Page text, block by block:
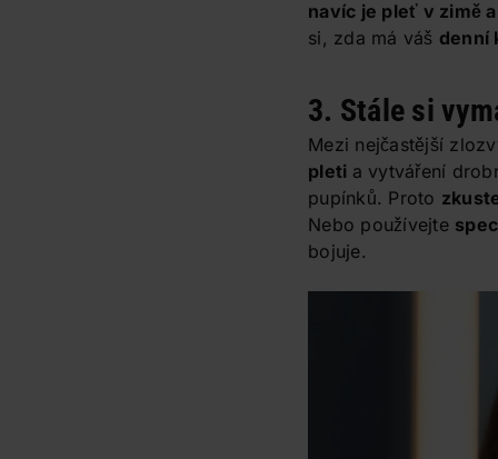
navíc je pleť v zimě
si, zda má váš denní
3. Stále si
Mezi nejčastější
pleti a vytváření
pupínků. Proto
Nebo používejte
bojuje.